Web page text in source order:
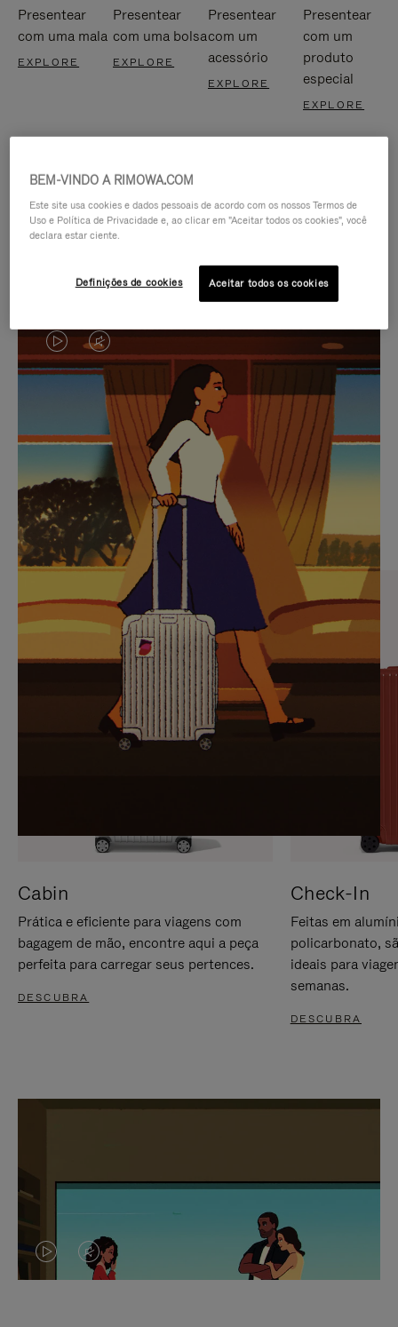
Presentear
com uma mala
EXPLORE
Presentear
com uma bolsa
EXPLORE
Presentear
com um
acessório
EXPLORE
Presentear
com um
produto
especial
EXPLORE
O
VÍDEO
NÃO
ESTÁ
PAUSADO,
PRESSIONE
PARA
PAUSÁ-
LO
O
VÍDEO
ESTÁ
SEM
SOM.
POR
FAVOR,
CLIQUE
PARA
ATIVÁ-
LO
SELEÇÃO DE PRESENTES CUIDADOSAMENTE
SELECIONADA
Encontre a companheira
perfeita para cada viagem
Cabin
Prática e eficiente para viagens com
bagagem de mão, encontre aqui a peça
perfeita para carregar seus pertences.
DESCUBRA
Check-In
Feitas em
policarbonato,
ideais para
semanas.
DESCUBRA
O
O
BEM-VINDO A RIMOWA.COM
Este site usa cookies e dados pessoais de acordo com os nossos Termos de
Uso e Política de Privacidade e, ao clicar em "Aceitar todos os cookies", você
declara estar ciente.
Definições de cookies Aceitar todos os cookies